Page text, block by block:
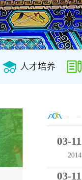
人才培养
03-11
2014
03-11